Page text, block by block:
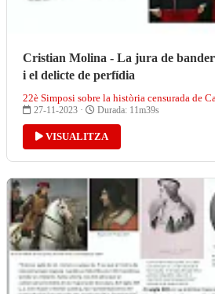
Cristian Molina - La jura de
i el delicte de perfídia
22è Simposi sobre la història censurada de
27-11-2023 · Durada: 11m39s
VISUALITZA